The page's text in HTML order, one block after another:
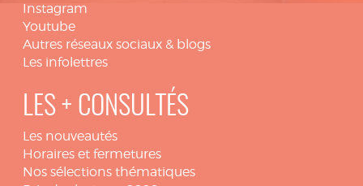
Instagram
Youtube
Autres réseaux sociaux & blogs
Les infolettres
LES + CONSULTÉS
Les nouveautés
Horaires et fermetures
Nos sélections thématiques